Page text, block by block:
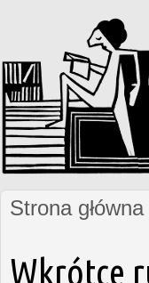
Jesteś tutaj
Strona główna
Wkrótce